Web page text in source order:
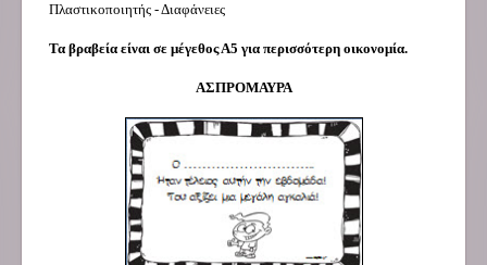
Πλαστικοποιητής - Διαφάνειες
Τα βραβεία είναι σε μέγεθος Α5 για περισσότερη οικονομία.
ΑΣΠΡΟΜΑΥΡΑ